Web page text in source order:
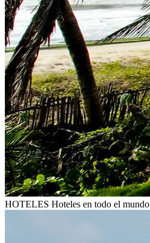
HOTELES Hoteles en todo el mundo